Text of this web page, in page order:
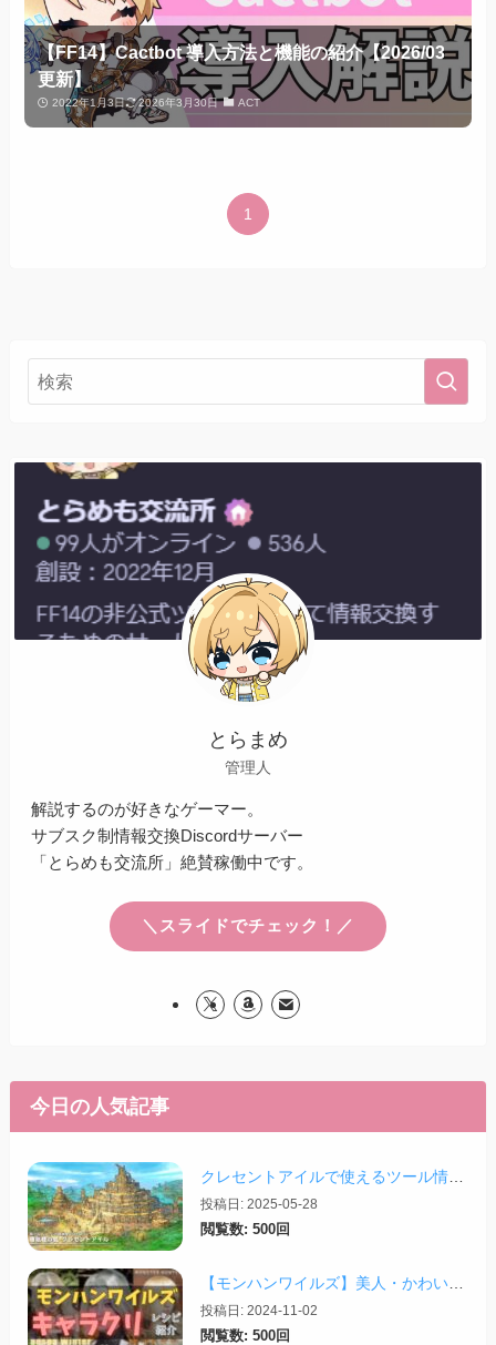
【FF14】Cactbot 導入方法と機能の紹介【2026/03
更新】
2022年1月3日 2026年3月30日 ACT
1
とらまめ
管理人
解説するのが好きなゲーマー。
サブスク制情報交換Discordサーバー
「とらめも交流所」絶賛稼働中です。
＼スライドでチェック！／
今日の人気記事
投稿日: 2025-05-28
閲覧数: 500回
投稿日: 2024-11-02
閲覧数: 500回